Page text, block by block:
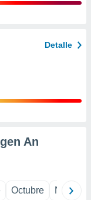
Detalle
An
Octubre